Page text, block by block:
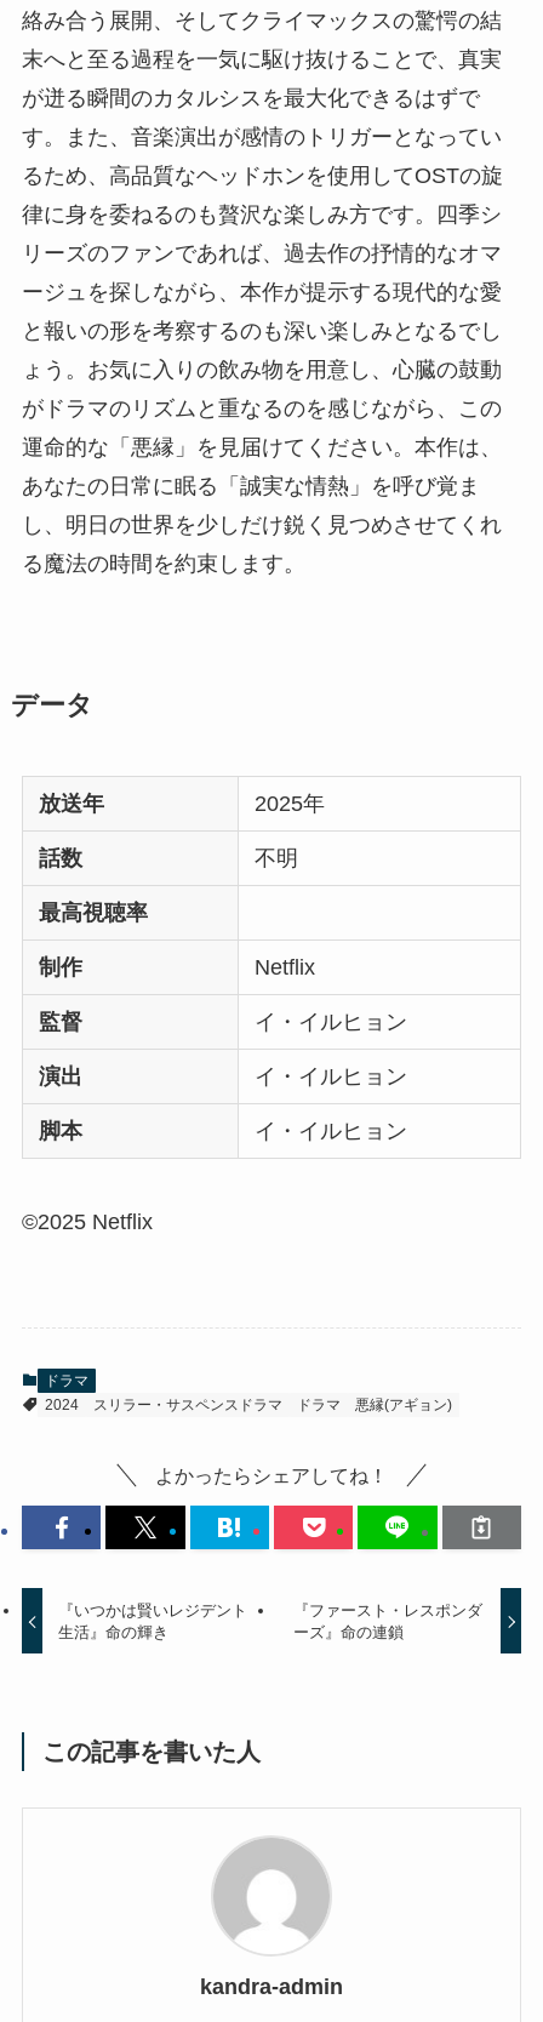
絡み合う展開、そしてクライマックスの驚愕の結
末へと至る過程を一気に駆け抜けることで、真実
が迸る瞬間のカタルシスを最大化できるはずで
す。また、音楽演出が感情のトリガーとなってい
るため、高品質なヘッドホンを使用してOSTの旋
律に身を委ねるのも贅沢な楽しみ方です。四季シ
リーズのファンであれば、過去作の抒情的なオマ
ージュを探しながら、本作が提示する現代的な愛
と報いの形を考察するのも深い楽しみとなるでし
ょう。お気に入りの飲み物を用意し、心臓の鼓動
がドラマのリズムと重なるのを感じながら、この
運命的な「悪縁」を見届けてください。本作は、
あなたの日常に眠る「誠実な情熱」を呼び覚ま
し、明日の世界を少しだけ鋭く見つめさせてくれ
る魔法の時間を約束します。
データ
放送年 2025年
話数 不明
最高視聴率
制作 Netflix
監督 イ・イルヒョン
演出 イ・イルヒョン
脚本 イ・イルヒョン
©2025 Netflix
ドラマ
2024
スリラー・サスペンスドラマ ドラマ 悪縁(アギョン)
よかったらシェアしてね！
『いつかは賢いレジデント
生活』命の輝き
『ファースト・レスポンダ
ーズ』命の連鎖
この記事を書いた人
kandra-admin